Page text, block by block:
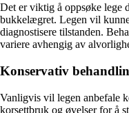
Det er viktig å oppsøke lege
bukkelægret. Legen vil
diagnostisere tilstanden.
variere avhengig av
Konservativ
Vanligvis vil legen anbefale
korsettbruk og øvelser for å